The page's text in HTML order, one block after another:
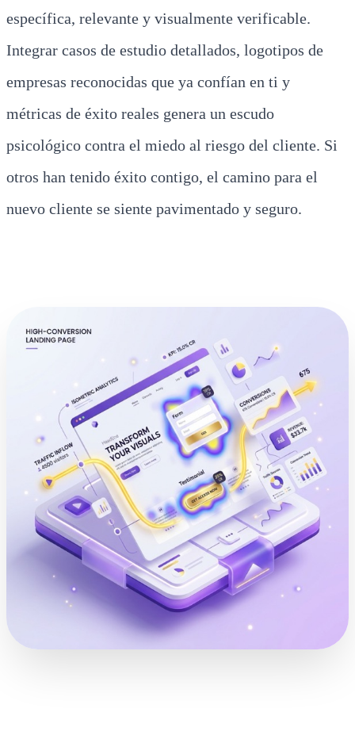
específica, relevante y visualmente verificable.
Integrar casos de estudio detallados, logotipos de
empresas reconocidas que ya confían en ti y
métricas de éxito reales genera un escudo
psicológico contra el miedo al riesgo del cliente. Si
otros han tenido éxito contigo, el camino para el
nuevo cliente se siente pavimentado y seguro.